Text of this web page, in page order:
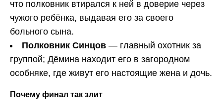
что полковник втирался к ней в доверие через
чужого ребёнка, выдавая его за своего
больного сына.
Полковник Синцов — главный охотник за
группой; Дёмина находит его в загородном
особняке, где живут его настоящие жена и дочь.
Почему финал так злит